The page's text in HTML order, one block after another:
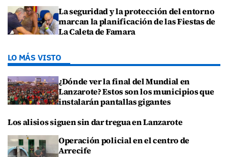
La seguridad y la protección del entorno
marcan la planificación de las Fiestas de
La Caleta de Famara
LO MÁS VISTO
¿Dónde ver la final del Mundial en
Lanzarote? Estos son los municipios que
instalarán pantallas gigantes
Los alisios siguen sin dar tregua en Lanzarote
Operación policial en el centro de
Arrecife